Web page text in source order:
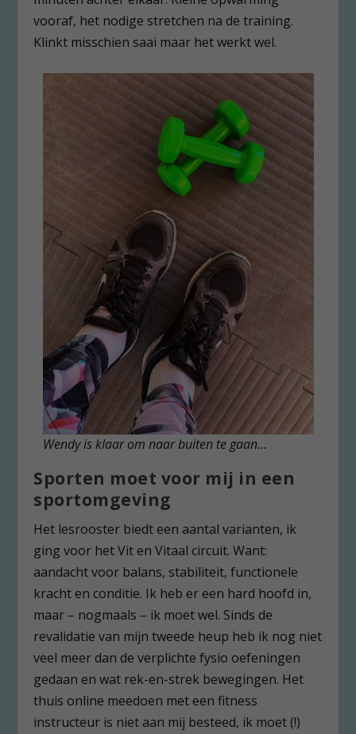
vooraf, het nodige stretchen na de training.
Klinkt misschien saai maar het werkt wel.
Wendy is klaar om naar buiten te gaan…
Sporten moet voor mij in een
sportomgeving
Het lesrooster biedt een aantal varianten, ik
ging voor het Vit en Vitaal circuit. Want:
aandacht voor balans, stabiliteit, functionele
kracht en conditie. Ik heb er een hard hoofd in,
maar – nogmaals – ik moet wel. Sinds de
revalidatie van mijn tweede heup heb ik nog niet
veel meer dan de verplichte fysio oefeningen
gedaan en wat rek-en-strek bewegingen. Het
thuis online meedoen met een fitness
instructeur is niet aan mij besteed, ik moet (!)